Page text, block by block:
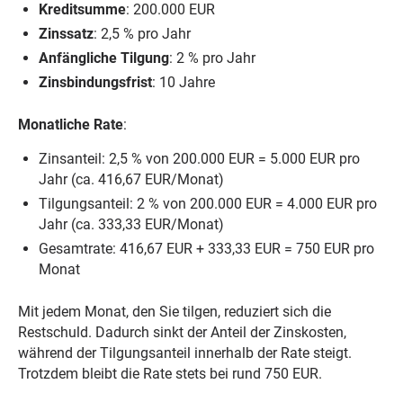
Kreditsumme: 200.000 EUR
Zinssatz: 2,5 % pro Jahr
Anfängliche Tilgung: 2 % pro Jahr
Zinsbindungsfrist: 10 Jahre
Monatliche Rate:
Zinsanteil: 2,5 % von 200.000 EUR = 5.000 EUR pro
Jahr (ca. 416,67 EUR/Monat)
Tilgungsanteil: 2 % von 200.000 EUR = 4.000 EUR pro
Jahr (ca. 333,33 EUR/Monat)
Gesamtrate: 416,67 EUR + 333,33 EUR = 750 EUR pro
Monat
Mit jedem Monat, den Sie tilgen, reduziert sich die
Restschuld. Dadurch sinkt der Anteil der Zinskosten,
während der Tilgungsanteil innerhalb der Rate steigt.
Trotzdem bleibt die Rate stets bei rund 750 EUR.